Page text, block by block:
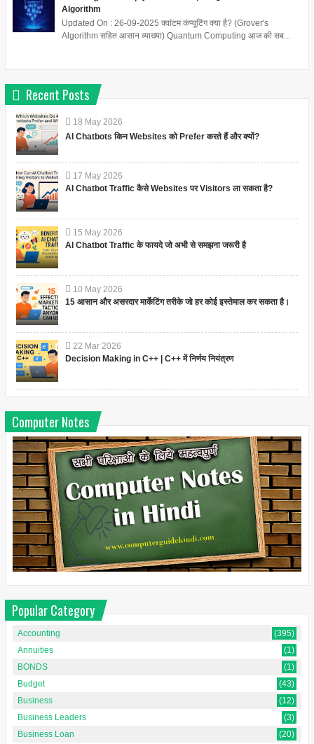
Algorithm
Updated On : 26-09-2025 क्वांटम कंप्यूटिंग क्या है? (Grover's
Algorithm सहित आसान व्याख्या) Quantum Computing आज की सब...
Recent Posts
18 May 2026
AI Chatbots किन Websites को Prefer करते हैं और क्यों?
17 May 2026
AI Chatbot Traffic कैसे Websites पर Visitors ला सकता है?
15 May 2026
AI Chatbot Traffic के फायदे जो अभी से समझना जरूरी है
10 May 2026
15 आसान और असरदार मार्केटिंग तरीके जो हर कोई इस्तेमाल कर सकता है।
22 Mar 2026
Decision Making in C++ | C++ में निर्णय नियंत्रण
Computer Notes
Popular Category
Accounting
(395)
Annuities
(1)
BONDS
(1)
Budget
(43)
Business
(12)
Business Leaders
(3)
Business Loan
(20)